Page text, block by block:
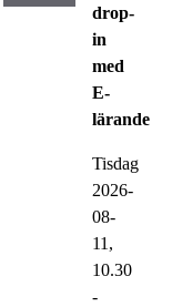
drop-
in
med
E-
lärande
Tisdag
2026-
08-
11,
10.30
-